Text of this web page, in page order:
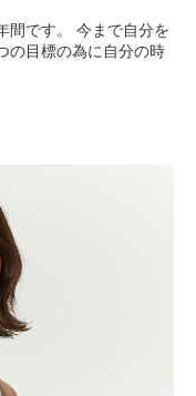
間です。 今まで自分を
の目標の為に自分の時